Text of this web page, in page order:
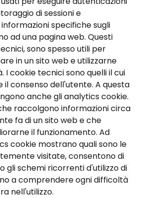
di sessioni e
specifiche sugli
ad una pagina web. Questi
sono spesso utili per
in un sito web e utilizzarne
I cookie tecnici sono quelli il cui
il consenso dell'utente. A questa
anche gli analytics cookie.
raccolgono informazioni circa
fa di un sito web e che
il funzionamento. Ad
cookie mostrano quali sono le
visitate, consentono di
gli schemi ricorrenti d'utilizzo di
a comprendere ogni difficoltà
nell'utilizzo.